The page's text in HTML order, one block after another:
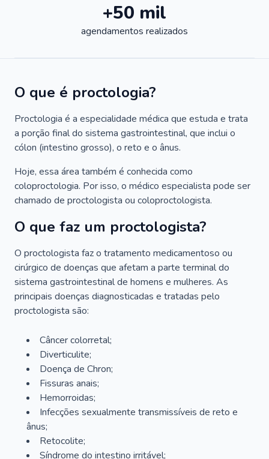
+50 mil
agendamentos realizados
O que é proctologia?
Proctologia é a especialidade médica que estuda e trata
a porção final do sistema gastrointestinal, que inclui o
cólon (intestino grosso), o reto e o ânus.
Hoje, essa área também é conhecida como
coloproctologia. Por isso, o médico especialista pode ser
chamado de proctologista ou coloproctologista.
O que faz um proctologista?
O proctologista faz o tratamento medicamentoso ou
cirúrgico de doenças que afetam a parte terminal do
sistema gastrointestinal de homens e mulheres. As
principais doenças diagnosticadas e tratadas pelo
proctologista são:
Câncer colorretal;
Diverticulite;
Doença de Chron;
Fissuras anais;
Hemorroidas;
Infecções sexualmente transmissíveis de reto e
ânus;
Retocolite;
Síndrome do intestino irritável;